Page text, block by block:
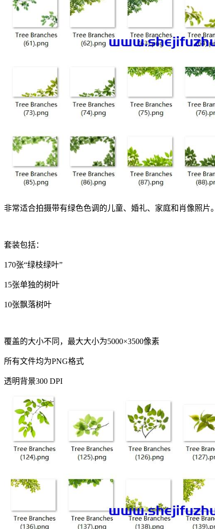
非常适合拍摄带有绿色色调的儿童、婚礼、家庭和肖像照片。
套装包括：
170张“绿枝绿叶”
15张单独的树叶
10张飘落树叶
覆盖的大小不同，最大大小为5000×3500像素
所有文件均为PNG格式
透明背景300 DPI